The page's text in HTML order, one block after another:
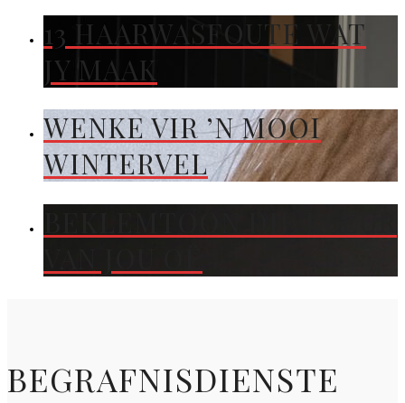
13 HAARWASFOUTE WAT
JY MAAK
WENKE VIR ’N MOOI
WINTERVEL
BEGRAFNISDIENSTE